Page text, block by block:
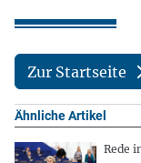
Zur Startseite
Ähnliche Artikel
Rede